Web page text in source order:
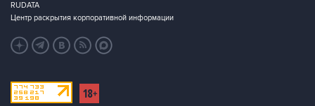
RUDATA
Центр раскрытия корпоративной информации